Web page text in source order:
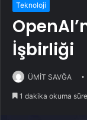
Teknoloji
İşbirliği
ÜMİT SAVĞA
1 dakika okuma